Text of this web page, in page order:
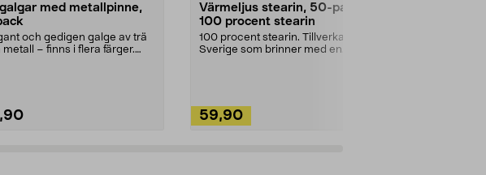
med metallpinne,
och gedigen galge av trä
metall – finns i flera färger.
Värmeljus stearin, 50-pack,
100 procent stearin
100 procent stearin. Tillverkade i
Sverige som brinner med en
59,90